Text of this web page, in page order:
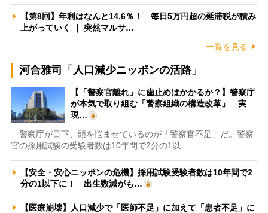
【第8回】年利はなんと14.6％！ 毎日5万円超の延滞税が積み
上がっていく ｜ 突然マルサ…
一覧を見る
河合雅司「人口減少ニッポンの活路」
【「警察官離れ」に歯止めはかかるか？】警察庁
が本気で取り組む「警察組織の構造改革」 実
現…
警察庁が目下、頭を悩ませているのが「警察官不足」だ。警察
官の採用試験の受験者数は10年間で2分の1以…
【安全・安心ニッポンの危機】採用試験受験者数は10年間で2
分の1以下に！ 出生数減がも…
【医療崩壊】人口減少で「医師不足」に加えて「患者不足」に